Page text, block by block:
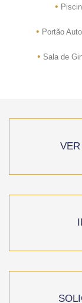
•
• Portão
• Sala de